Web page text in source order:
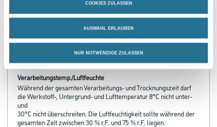
COOKIES ZULASSEN
AUSWAHL ERLAUBEN
NUR NOTWENDIGE ZULASSEN
- Für innen und außen
- Licht- und wetterbeständig
Verarbeitungstemp./Luftfeuchte
Während der gesamten Verarbeitungs- und Trocknungszeit darf
die Werkstoff-, Untergrund- und Lufttemperatur 8°C nicht unter-
und
30°C nicht überschreiten. Die Luftfeuchtigkeit sollte während der
gesamten Zeit zwischen 30 % r.F. und 75 % r.F. liegen.